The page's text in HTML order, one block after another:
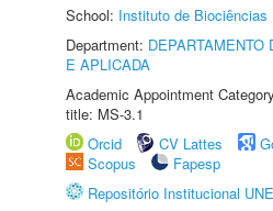
School: Instituto de Biociências
Department: DEPARTAMENTO
E APLICADA
Academic Appointment
title: MS-3.1
Orcid
CV Lattes
Scopus
Fapesp
Repositório Institucional